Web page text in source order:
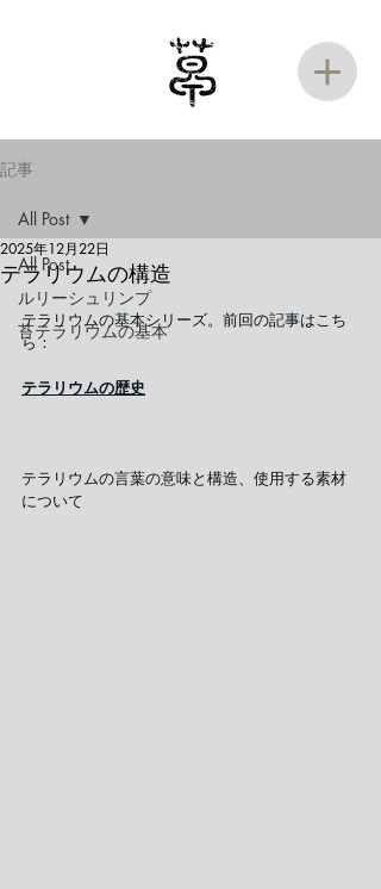
記事
All Post
ルリーシュリンプ
苔テラリウムの基本
All Post
テラリウムの構造
2025年12月22日
テラリウムの基本シリーズ。前回の記事はこち
ら：
テラリウムの歴史
テラリウムの言葉の意味と構造、使用する素材
について